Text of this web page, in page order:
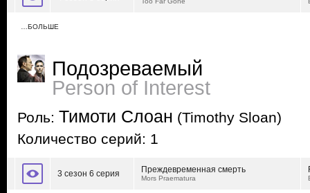
…БОЛЬШЕ
Подозреваемый
Person of Interest
Роль: Тимоти Слоан (Timothy Sloan)
Количество серий: 1
3 сезон 6 серия Преждевременная смерть
Mors Praematura